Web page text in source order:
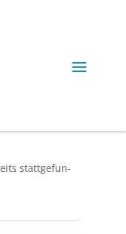
statt­ge­fun­